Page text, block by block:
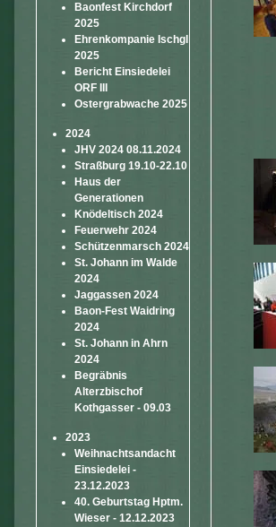
Baonfest Kirchdorf
2025
Ehrenkompanie Ischgl
2025
Bericht Einsiedelei
ORF III
Ostergrabwache 2025
2024
JHV 2024 08.11.2024
Straßburg 19.10-22.10
Haus der
Generationen
Knödeltisch 2024
Feuerwehr 2024
Schützenmarsch 2024
St. Johann im Walde
2024
Jaggassen 2024
Baon-Fest Waidring
2024
St. Johann in Ahrn
2024
Begräbnis
Alterzbischof
Kothgasser - 09.03
2023
Weihnachtsandacht
Einsiedelei -
23.12.2023
40. Geburtstag Hptm.
Wieser - 12.12.2023